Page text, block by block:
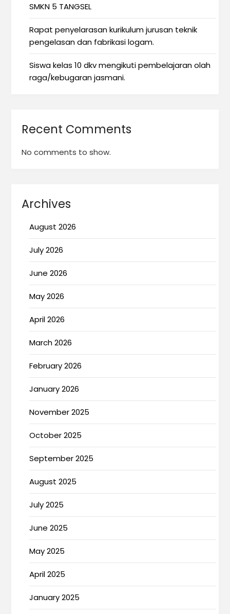
SMKN 5 TANGSEL
Rapat penyelarasan kurikulum jurusan teknik
pengelasan dan fabrikasi logam.
Siswa kelas 10 dkv mengikuti pembelajaran olah
raga/kebugaran jasmani.
Recent Comments
No comments to show.
Archives
August 2026
July 2026
June 2026
May 2026
April 2026
March 2026
February 2026
January 2026
November 2025
October 2025
September 2025
August 2025
July 2025
June 2025
May 2025
April 2025
January 2025